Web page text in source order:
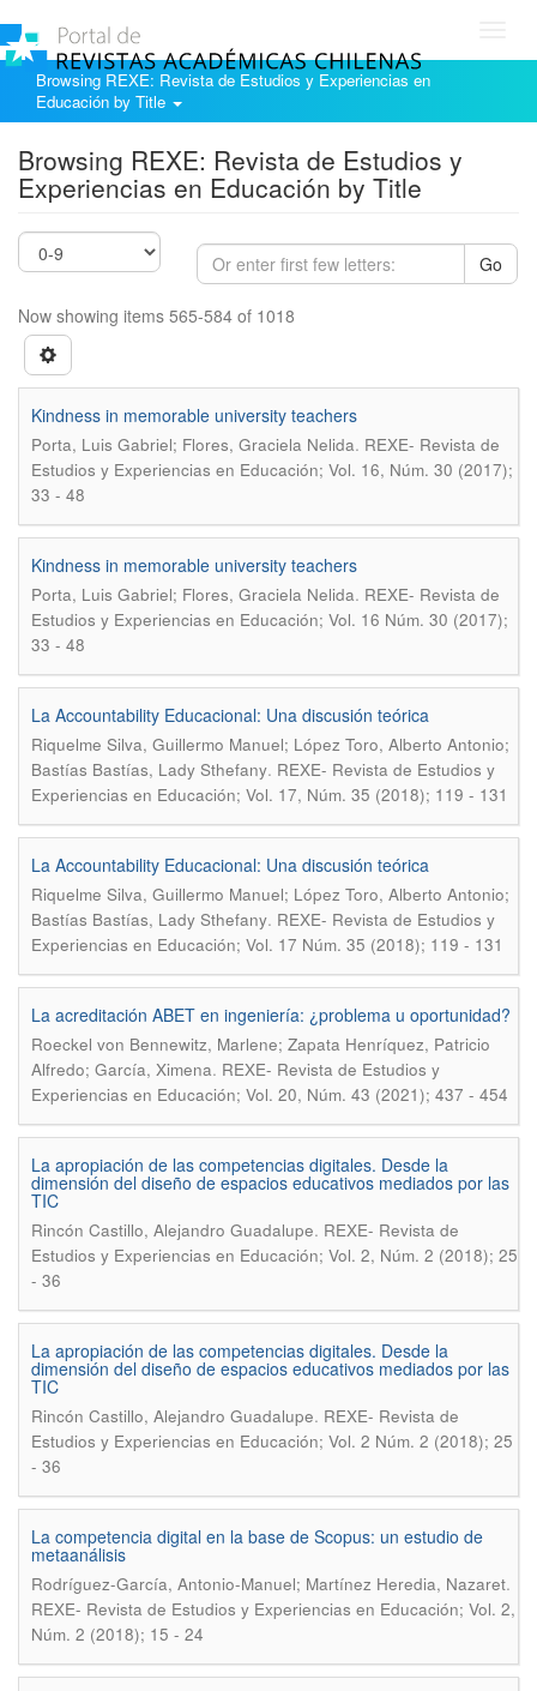
Browsing REXE: Revista de Estudios y Experiencias en
Educación by Title
Browsing REXE: Revista de Estudios y
Experiencias en Educación by Title
Go
Now showing items 565-584 of 1018
Kindness in memorable university teachers
Porta, Luis Gabriel; Flores, Graciela Nelida. REXE- Revista de
Estudios y Experiencias en Educación; Vol. 16, Núm. 30 (2017);
33 - 48
Kindness in memorable university teachers
Porta, Luis Gabriel; Flores, Graciela Nelida. REXE- Revista de
Estudios y Experiencias en Educación; Vol. 16 Núm. 30 (2017);
33 - 48
La Accountability Educacional: Una discusión teórica
Riquelme Silva, Guillermo Manuel; López Toro, Alberto Antonio;
Bastías Bastías, Lady Sthefany. REXE- Revista de Estudios y
Experiencias en Educación; Vol. 17, Núm. 35 (2018); 119 - 131
La Accountability Educacional: Una discusión teórica
Riquelme Silva, Guillermo Manuel; López Toro, Alberto Antonio;
Bastías Bastías, Lady Sthefany. REXE- Revista de Estudios y
Experiencias en Educación; Vol. 17 Núm. 35 (2018); 119 - 131
La acreditación ABET en ingeniería: ¿problema u oportunidad?
Roeckel von Bennewitz, Marlene; Zapata Henríquez, Patricio
Alfredo; García, Ximena. REXE- Revista de Estudios y
Experiencias en Educación; Vol. 20, Núm. 43 (2021); 437 - 454
La apropiación de las competencias digitales. Desde la
dimensión del diseño de espacios educativos mediados por las
TIC
Rincón Castillo, Alejandro Guadalupe. REXE- Revista de
Estudios y Experiencias en Educación; Vol. 2, Núm. 2 (2018); 25
- 36
La apropiación de las competencias digitales. Desde la
dimensión del diseño de espacios educativos mediados por las
TIC
Rincón Castillo, Alejandro Guadalupe. REXE- Revista de
Estudios y Experiencias en Educación; Vol. 2 Núm. 2 (2018); 25
- 36
La competencia digital en la base de Scopus: un estudio de
metaanálisis
Rodríguez-García, Antonio-Manuel; Martínez Heredia, Nazaret.
REXE- Revista de Estudios y Experiencias en Educación; Vol. 2,
Núm. 2 (2018); 15 - 24